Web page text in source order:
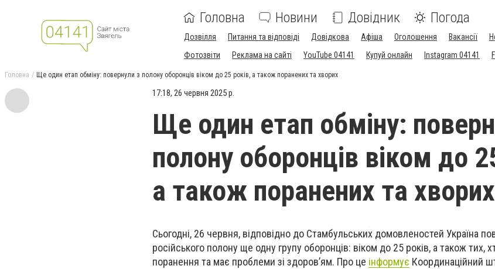
Головна Новини Довідник Погода
Дозвілля Питання та відповіді Довідкова Афіша Оголошення Вакансії
Фотозвіти
Реклама на сайті YouTube 04141 Купуй онлайн Instagram 04141
Головна Ще один етап обміну: повернули з полону оборонців віком до 25 років, а також поранених та хворих
17:18, 26 червня 2025 р.
Ще один етап обміну:
полону оборонців віком до
а також поранених та хворих
Сьогодні, 26 червня, відповідно до Стамбульських домовленостей Україна
російського полону ще одну групу оборонців: віком до 25 років, а також тих,
поранення та має проблеми зі здоров’ям. Про це інформує Координаційний